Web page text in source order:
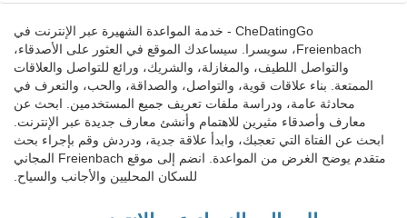
CheDatingGo - خدمة المواعدة الشهيرة عبر الإنترنت في
Freienbach، سويسرا. سيساعدك الموقع في العثور على الأصدقاء،
والتواصل اللطيف، والمغازلة، والشريك، ورائع للتواصل والعلاقات
الممتعة. بناء علاقات قوية، والتواصل، والصداقة، والحب، والتعرف في
محادثة عامة، ودراسة ملفات تعريف جميع المستخدمين. ابحث عن
معارف وأصدقاء مثيرين للاهتمام وأنشئ معارف جديدة عبر الإنترنت.
ابحث عن الفتاة التي تعجبك، وابدأ علاقة جدية، ودردش وقم بإجراء بحث
متقدم يوضح الغرض من المواعدة. انضم إلى موقع Freienbach المجاني
للسكان المحليين والأجانب والسياح.